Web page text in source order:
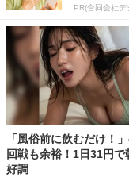
PR(合同会社
「風俗前に飲むだけ！
回戦も余裕！1日31円で
好調